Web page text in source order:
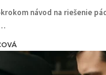
návod na riešenie